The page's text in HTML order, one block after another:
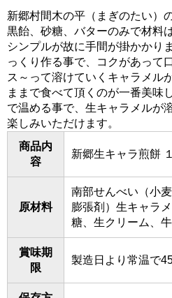
新郷村間木の平（まぎのたい）
黒飴、砂糖、バターのみで材料
シンプルが故に手間が掛かかり
っくり作る事で、コクがあって
ス～って溶けていくキャラメル
ままで食べて頂くのが一番美味
で温める事で、生キャラメルが
楽しみいただけます。
商品内
容
新郷生キャラ煎餅
原材料
南部せんべい（小
膨張剤）生キャラ
糖、生クリーム、牛
賞味期
限
製造日より常温で